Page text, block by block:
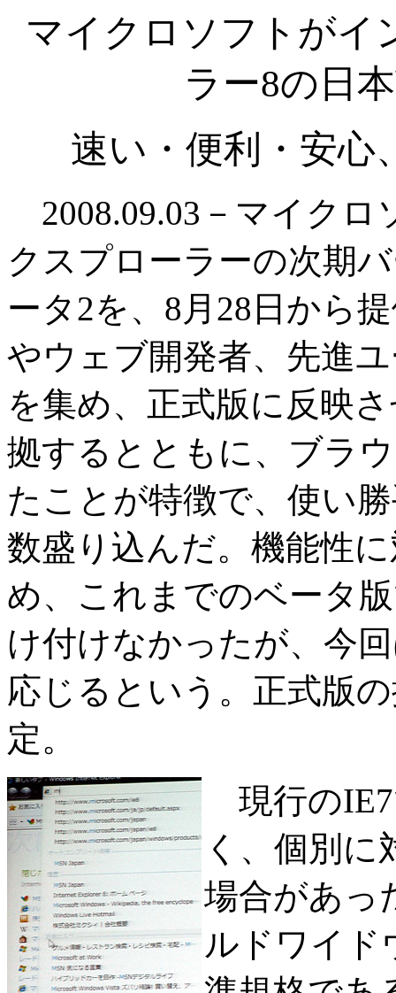
マイクロソフトがイ
ラー8の日
速い・便利・安心
2008.09.03－マイクロ
クスプローラーの次期
ータ2を、8月28日から
やウェブ開発者、先進
を集め、正式版に反映
拠するとともに、ブラ
たことが特徴で、使い
数盛り込んだ。機能性
め、これまでのベータ
け付けなかったが、今
応じるという。正式版
定。
現行のIE7
く、個別
場合があっ
ルドワイド